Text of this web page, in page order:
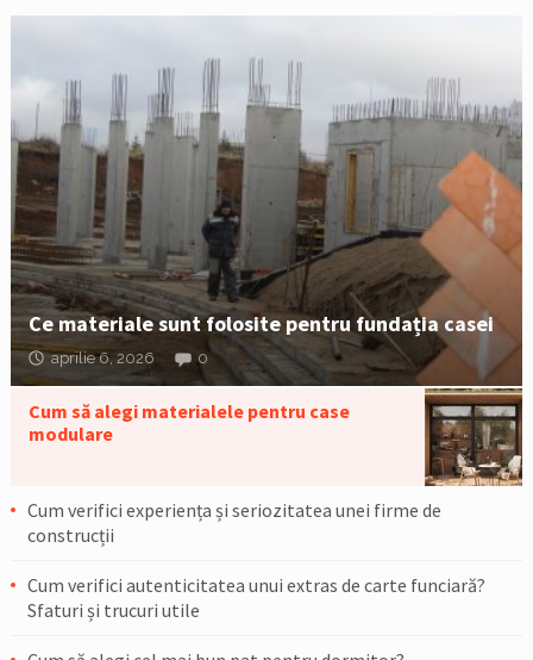
Ce materiale sunt folosite pentru fundația casei
aprilie 6, 2026 0
Cum să alegi materialele pentru case
modulare
Cum verifici experiența și seriozitatea unei firme de
construcții
Cum verifici autenticitatea unui extras de carte funciară?
Sfaturi și trucuri utile